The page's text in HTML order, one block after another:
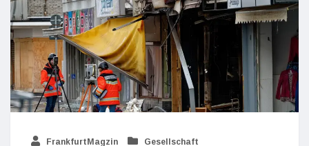
FrankfurtMagzin Gesellschaft